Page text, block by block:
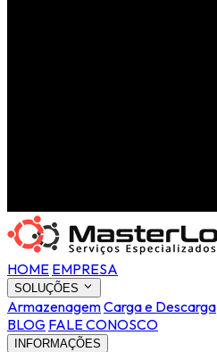
HOME EMPRESA
SOLUÇÕES
ArmazenagemCarga e Descarga
BLOG FALE CONOSCO
INFORMAÇÕES